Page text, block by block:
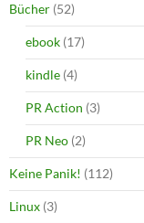
Bücher (52)
ebook (17)
kindle (4)
PR Action (3)
PR Neo (2)
Keine Panik! (112)
Linux (3)